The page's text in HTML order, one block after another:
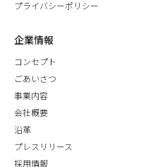
プライバシーポリシー
企業情報
コンセプト
ごあいさつ
事業内容
会社概要
沿革
プレスリリース
採用情報